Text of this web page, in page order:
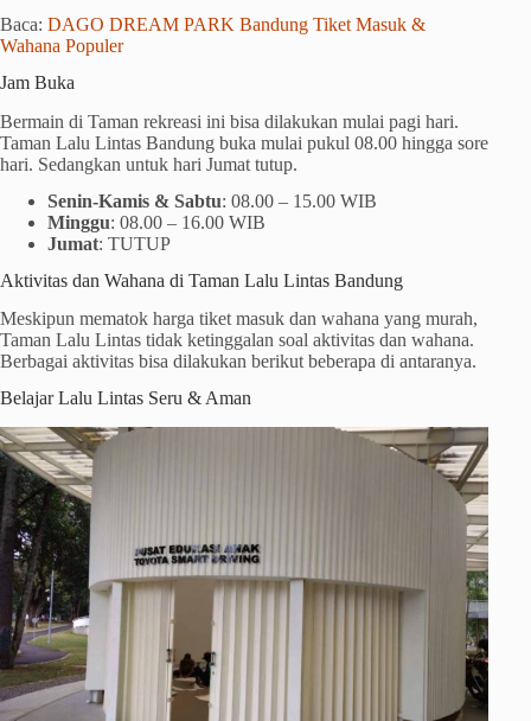
Baca: DAGO DREAM PARK Bandung Tiket Masuk &
Wahana Populer
Jam Buka
Bermain di Taman rekreasi ini bisa dilakukan mulai pagi hari.
Taman Lalu Lintas Bandung buka mulai pukul 08.00 hingga sore
hari. Sedangkan untuk hari Jumat tutup.
Senin-Kamis & Sabtu: 08.00 – 15.00 WIB
Minggu: 08.00 – 16.00 WIB
Jumat: TUTUP
Aktivitas dan Wahana di Taman Lalu Lintas Bandung
Meskipun mematok harga tiket masuk dan wahana yang murah,
Taman Lalu Lintas tidak ketinggalan soal aktivitas dan wahana.
Berbagai aktivitas bisa dilakukan berikut beberapa di antaranya.
Belajar Lalu Lintas Seru & Aman